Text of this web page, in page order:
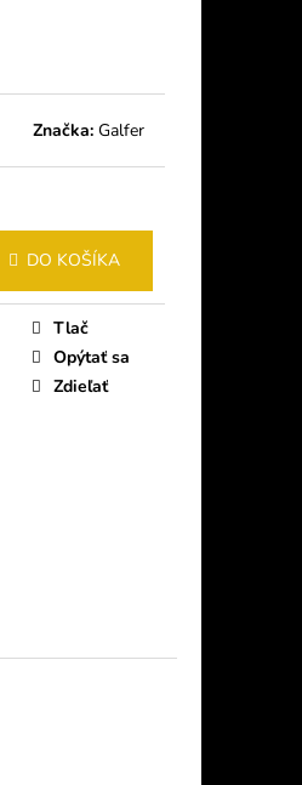
Značka: Galfer
DO KOŠÍKA
Tlač
Opýtať sa
Zdieľať